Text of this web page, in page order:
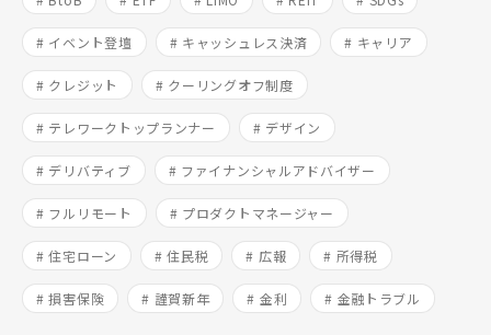
# イベント登壇 # キャッシュレス決済 # キャリア
# クレジット # クーリングオフ制度
# テレワークトップランナー # デザイン
# デリバティブ # ファイナンシャルアドバイザー
# フルリモート # プロダクトマネージャー
# 住宅ローン # 住民税 # 広報 # 所得税
# 損害保険 # 謹賀新年 # 金利 # 金融トラブル